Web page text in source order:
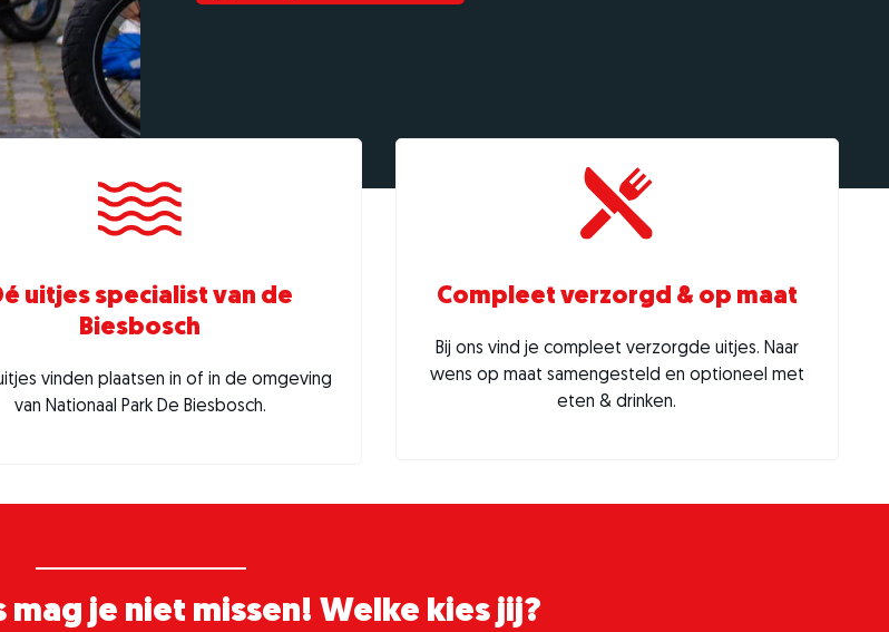
uitjes specialist van de
Biesbosch
vinden plaatsen in of in de omgeving
van Nationaal Park De Biesbosch.
Compleet verzorgd & op maat
Bij ons vind je compleet verzorgde uitjes. Naar
wens op maat samengesteld en optioneel met
eten & drinken.
je niet missen! Welke kies jij?